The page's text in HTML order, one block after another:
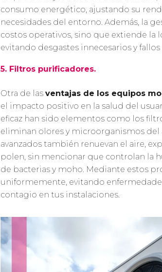
consumo energético, ajustando su
necesidades del entorno. Además, la
costos operativos, sino que extiende
evitando desgastes innecesarios y
5. Filtros purificadores.
Otra de las ventajas de los equipos
el impacto positivo en la salud del
eficaz han sido elementos como los
eliminan olores y microorganismos del
avanzados también renuevan el aire,
polen, sin mencionar que controlan la
de bacterias y moho. Mediante estos
uniformemente, evitando
contagio en tus instalaciones.